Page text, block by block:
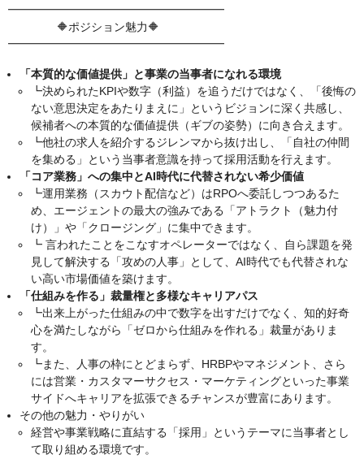
━━━━━━━━━━━━━━━━━━━
🔶ポジション魅力🔶
━━━━━━━━━━━━━━━━━━━
「本質的な価値提供」と事業の当事者になれる環境
┗決められたKPIや数字（利益）を追うだけではなく、「後悔の
ない意思決定をあたりまえに」というビジョンに深く共感し、
候補者への本質的な価値提供（ギブの姿勢）に向き合えます。
┗他社の求人を紹介するジレンマから抜け出し、「自社の仲間
を集める」という当事者意識を持って採用活動を行えます。
「コア業務」への集中とAI時代に代替されない希少価値
┗運用業務（スカウト配信など）はRPOへ委託しつつあるた
め、エージェントの最大の強みである「アトラクト（魅力付
け）」や「クロージング」に集中できます。
┗ 言われたことをこなすオペレーターではなく、自ら課題を発
見して解決する「攻めの人事」として、AI時代でも代替されな
い高い市場価値を築けます。
「仕組みを作る」裁量権と多様なキャリアパス
┗出来上がった仕組みの中で数字を出すだけでなく、知的好奇
心を満たしながら「ゼロから仕組みを作れる」裁量がありま
す。
┗また、人事の枠にとどまらず、HRBPやマネジメント、さら
には営業・カスタマーサクセス・マーケティングといった事業
サイドへキャリアを拡張できるチャンスが豊富にあります。
その他の魅力・やりがい
経営や事業戦略に直結する「採用」というテーマに当事者とし
て取り組める環境です。